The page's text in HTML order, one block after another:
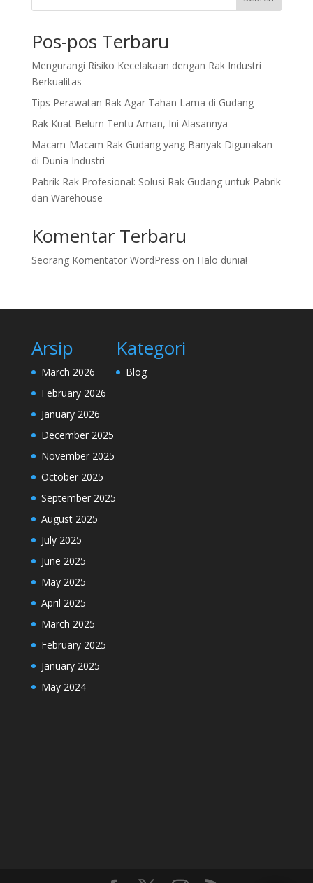
Pos-pos Terbaru
Mengurangi Risiko Kecelakaan dengan Rak Industri
Berkualitas
Tips Perawatan Rak Agar Tahan Lama di Gudang
Rak Kuat Belum Tentu Aman, Ini Alasannya
Macam-Macam Rak Gudang yang Banyak Digunakan
di Dunia Industri
Pabrik Rak Profesional: Solusi Rak Gudang untuk Pabrik
dan Warehouse
Komentar Terbaru
Seorang Komentator WordPress on Halo dunia!
Arsip
March 2026
February 2026
January 2026
December 2025
November 2025
October 2025
September 2025
August 2025
July 2025
June 2025
May 2025
April 2025
March 2025
February 2025
January 2025
May 2024
Kategori
Blog